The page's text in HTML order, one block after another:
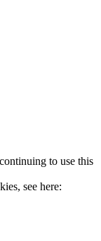
to use this
see here: